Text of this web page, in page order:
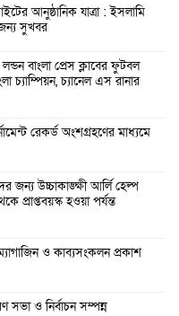
আনুষ্ঠানিক যাত্রা : ইসলামি
জন্য সুখবর
বাংলা প্রেস ক্লাবের ফুটবল
চ্যাম্পিয়ন, চ্যানেল এস রানার
রেকর্ড অংশগ্রহণের মাধ্যমে
জন্য উচ্চাকাঙ্ক্ষী আর্লি হেল্প
প্রাপ্তবয়স্ক হওয়া পর্যন্ত
ও কাব্যসংকলন প্রকাশ
সভা ও নির্বাচন সম্পন্ন